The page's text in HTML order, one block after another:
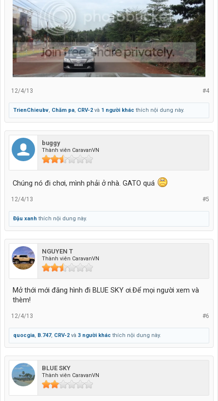
#4
12/4/13
TrienChieubv, Chăm pa, CRV-2 và 1 người khác thích nội dung này.
buggy
Thành viên CaravanVN
Chúng nó đi chơi, mình phải ở nhà. GATO quá
#5
12/4/13
Đậu xanh thích nội dung này.
NGUYEN T
Thành viên CaravanVN
Mở thới mới đăng hình đi BLUE SKY ơi.Để mọi người xem và
thèm!
#6
12/4/13
quocgia, B.747, CRV-2 và 3 người khác thích nội dung này.
BLUE SKY
Thành viên CaravanVN